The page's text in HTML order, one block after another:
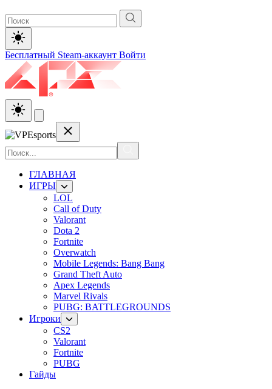
Бесплатный Steam-аккаунт Войти
ГЛАВНАЯ
ИГРЫ
LOL
Call of Duty
Valorant
Dota 2
Fortnite
Overwatch
Mobile Legends: Bang Bang
Grand Theft Auto
Apex Legends
Marvel Rivals
PUBG: BATTLEGROUNDS
Игроки
CS2
Valorant
Fortnite
PUBG
Гайды